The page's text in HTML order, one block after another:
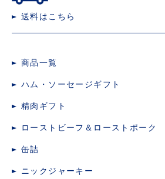
送料はこちら
商品一覧
ハム・ソーセージギフト
精肉ギフト
ローストビーフ＆ローストポーク
缶詰
ニックジャーキー